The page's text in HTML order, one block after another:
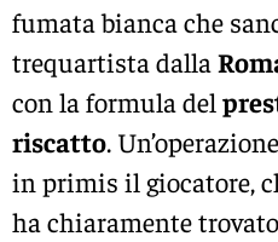
fumata bianca che
trequartista dalla
con la formula del
riscatto.
in primis il giocatore,
ha chiaramente